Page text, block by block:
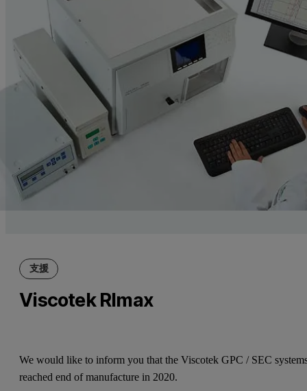
支援
Viscotek RImax
We would like to inform you that the Viscotek GPC / SEC
reached end of manufacture in 2020.